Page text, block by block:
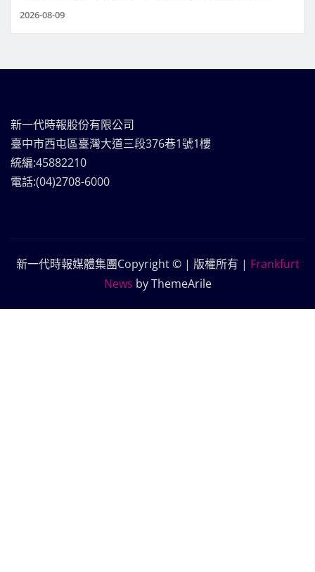
2026-08-09
新一代時報股份有限公司
臺中市西屯區臺灣大道三段376巷1號1樓
統編:45882210
電話:(04)2708-6000
新一代時報媒體集團Copyright © | 版權所有 | Frankfurt
News by ThemeArile